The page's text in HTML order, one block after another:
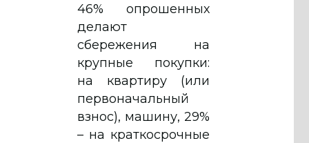
46% опрошенных
делают
сбережения на
крупные покупки:
на квартиру (или
первоначальный
взнос), машину, 29%
– на краткосрочные